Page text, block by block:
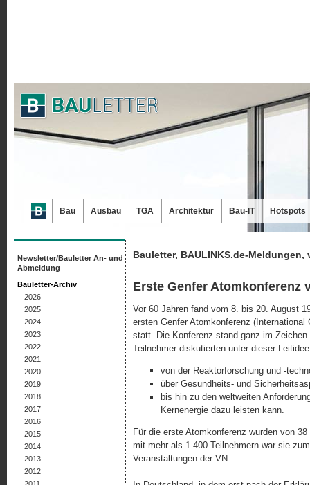
Bauletter, BAULINKS.de-Meldungen,
Erste Genfer Atomkonferenz
Vor 60 Jahren fand vom 8. bis 20. August
ersten Genfer Atomkonferenz
statt. Die Konferenz stand ganz im
Teilnehmer diskutierten unter dieser
von der Reaktorforschung und -
über Gesundheits- und
bis hin zu den weltweiten
Kernenergie dazu leisten kann.
Für die erste Atomkonferenz wurden von
mit mehr als 1.400 Teilnehmern war sie
Veranstaltungen der VN.
Newsletter/Bauletter An- und
Abmeldung
Bauletter-Archiv
2026
2025
2024
2023
2022
2021
2020
2019
2018
2017
2016
2015
2014
2013
2012
Bau Ausbau TGA Architektur Bau-IT Hotspots